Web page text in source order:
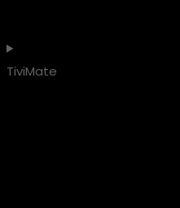
TiviMate